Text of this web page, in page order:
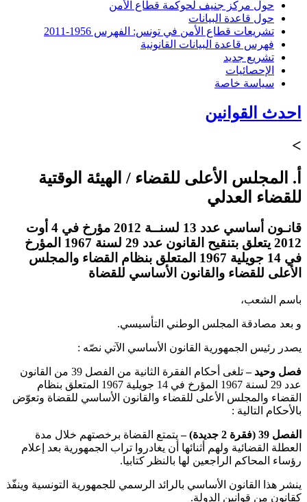
حول مركز جنيف لحوكمة قطاع الأمن
حول قاعدة البيانات
تشريعات قطاع الأمن في تونس: الفهرس 1956-2011
فهرس قاعدة البيانات القانونية
تشريع جديد
الإحصائيات
سياسة خاصة
احدث القوانين
>
أ. المجلس الأعلى للقضاء / الهيئة الوقتية
للقضاء العدلي
قانـون أساسي عدد 13 لسنــة 2012 مؤرخ في 4 أوت
2012 يتعلق بتنقيح القانون عدد 29 لسنة 1967 المؤرخ
في 14 جويلية 1967 المتعلق بنظام القضاء والمجلس
الأعلى للقضاء والقانون الأساسي للقضاة
باسم الشعب،
و بعد مصادقة المجلس الوطني التأسيسي.
يصدر رئيس الجمهورية القانون الأساسي الآتي نصّه :
فصل وحيد –
تلغى أحكام الفقرة الثانية من الفصل 39 من القانون
عدد 29 لسنة 1967 المؤرخ في 14 جويلية 1967 المتعلق بنظام
القضاء والمجلس الأعلى للقضاء والقانون الأساسي للقضاة وتعوّض
بالأحكام التالية :
الفصل 39 (فقرة 2 جديدة) –
يتمتع القضاة برخصتهم خلال مدة
العطلة القضائية ولهم أثنائها أن يغادروا تراب الجمهورية بعد إعلام
رؤساء المحاكم الراجعين لها بالنظر كتابيا.
ينشر هذا القانون الأساسي بالرائد الرسمي للجمهورية التونسية وينفّذ
كقانون من قوانين الدولة.